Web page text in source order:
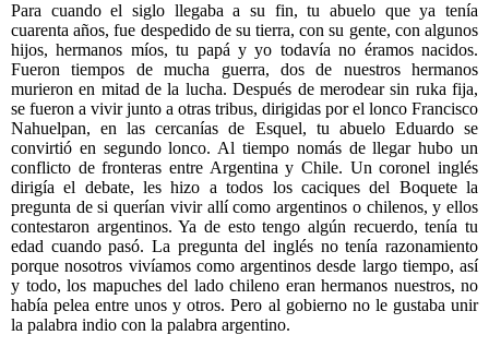
Para cuando el siglo llegaba a su fin, tu abuelo que ya tenía
cuarenta años, fue despedido de su tierra, con su gente, con algunos
hijos, hermanos míos, tu papá y yo todavía no éramos nacidos.
Fueron tiempos de mucha guerra, dos de nuestros hermanos
murieron en mitad de la lucha. Después de merodear sin ruka fija,
se fueron a vivir junto a otras tribus, dirigidas por el lonco Francisco
Nahuelpan, en las cercanías de Esquel, tu abuelo Eduardo se
convirtió en segundo lonco. Al tiempo nomás de llegar hubo un
conflicto de fronteras entre Argentina y Chile. Un coronel inglés
dirigía el debate, les hizo a todos los caciques del Boquete la
pregunta de si querían vivir allí como argentinos o chilenos, y ellos
contestaron argentinos. Ya de esto tengo algún recuerdo, tenía tu
edad cuando pasó. La pregunta del inglés no tenía razonamiento
porque nosotros vivíamos como argentinos desde largo tiempo, así
y todo, los mapuches del lado chileno eran hermanos nuestros, no
había pelea entre unos y otros. Pero al gobierno no le gustaba unir
la palabra indio con la palabra argentino.